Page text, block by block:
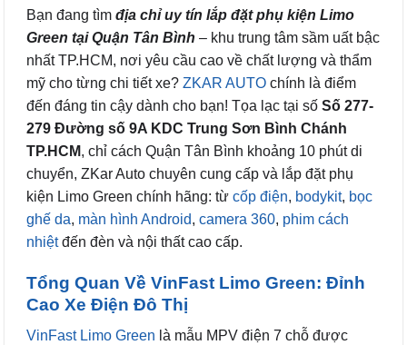
Bạn đang tìm địa chỉ uy tín lắp đặt phụ kiện Limo
Green tại Quận Tân Bình – khu trung tâm sầm uất bậc
nhất TP.HCM, nơi yêu cầu cao về chất lượng và thẩm
mỹ cho từng chi tiết xe? ZKAR AUTO chính là điểm
đến đáng tin cậy dành cho bạn! Tọa lạc tại số Số 277-
279 Đường số 9A KDC Trung Sơn Bình Chánh
TP.HCM, chỉ cách Quận Tân Bình khoảng 10 phút di
chuyển, ZKar Auto chuyên cung cấp và lắp đặt phụ
kiện Limo Green chính hãng: từ cốp điện, bodykit, bọc
ghế da, màn hình Android, camera 360, phim cách
nhiệtđến đèn và nội thất cao cấp.
Tổng Quan Về VinFast Limo Green: Đỉnh
Cao Xe Điện Đô Thị
VinFast Limo Green là mẫu MPV điện 7 chỗ được